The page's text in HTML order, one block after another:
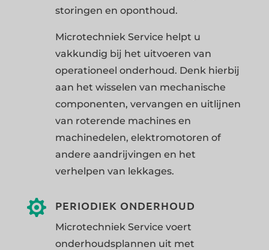
storingen en oponthoud.
Microtechniek Service helpt u
vakkundig bij het uitvoeren van
operationeel onderhoud. Denk hierbij
aan het wisselen van mechanische
componenten, vervangen en uitlijnen
van roterende machines en
machinedelen, elektromotoren of
andere aandrijvingen en het
verhelpen van lekkages.
 PERIODIEK ONDERHOUD
Microtechniek Service voert
onderhoudsplannen uit met